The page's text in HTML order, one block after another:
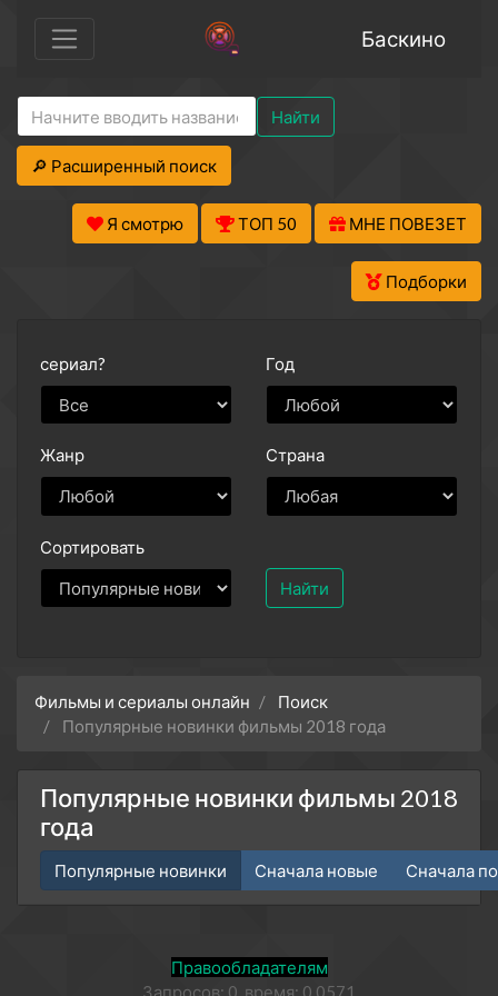
Баскино
Найти
🔎 Расширенный поиск
Я смотрю ТОП 50 МНЕ ПОВЕЗЕТ
Подборки
сериал? Год
Жанр Страна
Сортировать
Найти
Фильмы и сериалы онлайн
Поиск
Популярные новинки фильмы 2018 года
Популярные новинки фильмы 2018
года
Популярные новинки Сначала новые Сначала
Правообладателям
Запросов: 0, время: 0.0571